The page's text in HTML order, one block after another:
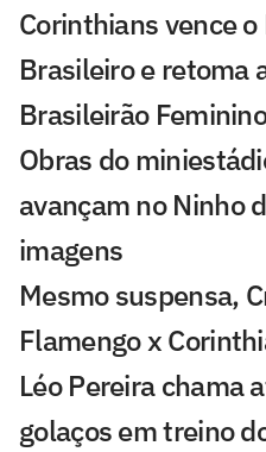
Corinthians vence
Brasileiro e retoma
Brasileirão
Obras do
avançam no Ninho
imagens
Mesmo suspensa,
Flamengo x
Léo Pereira chama
golaços em treino